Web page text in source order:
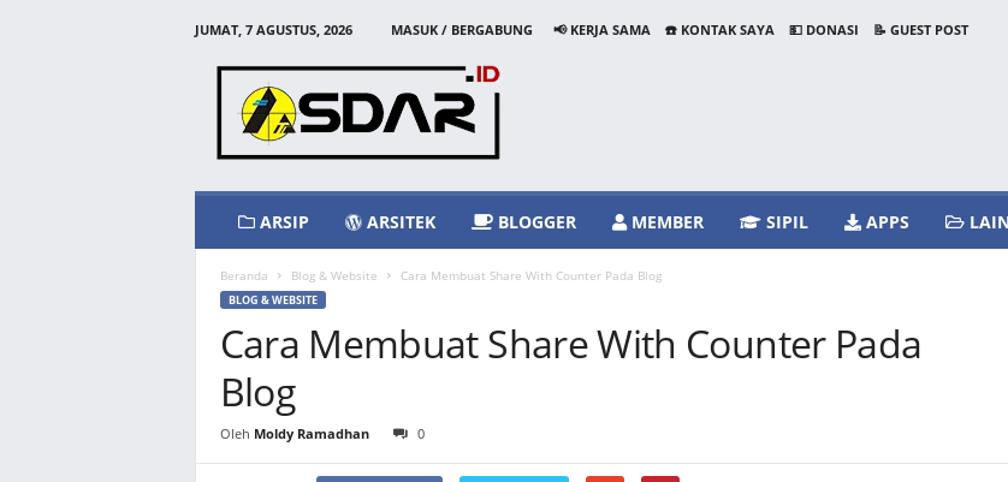
JUMAT, 7 AGUSTUS, 2026 MASUK / BERGABUNG 📢 KERJA SAMA ☎️ KONTAK SAYA 💵 DONASI
📝 GUEST POST
ARSIP ARSITEK BLOGGER MEMBER SIPIL APPS
Beranda Blog & Website Cara Membuat Share With Counter Pada Blog
BLOG & WEBSITE
Cara Membuat Share With Counter Pada
Blog
Oleh Moldy Ramadhan 0